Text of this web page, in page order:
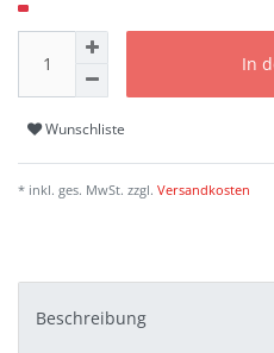
In
Wunschliste
* inkl. ges. MwSt. zzgl. Versandkosten
Beschreibung